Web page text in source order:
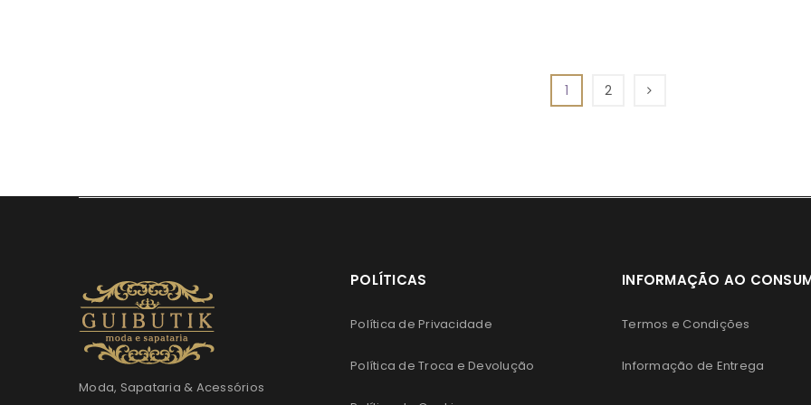
1 2
Moda, Sapataria & Acessórios
POLÍTICAS
Política de Privacidade
Política de Troca e Devolução
INFORMAÇÃO AO
Termos e Condições
Informação de Entrega